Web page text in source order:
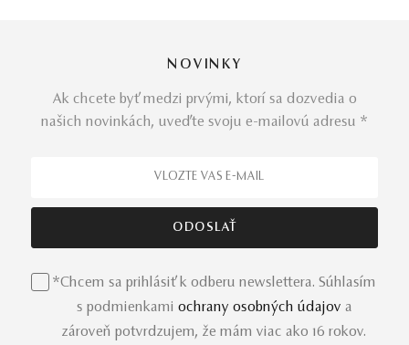
drahý kameň symbolizuje ukotvený a stabilný vzťah.
Dokonalá symbolika presahujúca hranice príťažlivosti je
tým, čo prsteň Lurencia v rôznych odleskoch
Na jeho výrobu sme použili prírodné materiály: biele zlato
a diamant – solitér. K dispozícii sú aj iné zlaté
môžete v jednom z našich kamenných klenotníctiev po
celom Slovensku.
NOVINKY
Ak chcete byť medzi prvými, ktorí sa dozvedia o
našich novinkách, uveďte svoju e-mailovú adresu *
*Chcem sa prihlásiť k odberu newslettera. Súhlasím
s podmienkami ochrany osobných údajov a
zároveň potvrdzujem, že mám viac ako 16 rokov.